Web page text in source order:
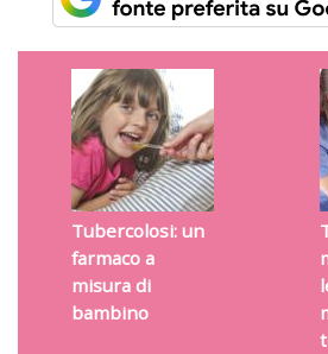
Tubercolosi: un
farmaco a
misura di
bambino